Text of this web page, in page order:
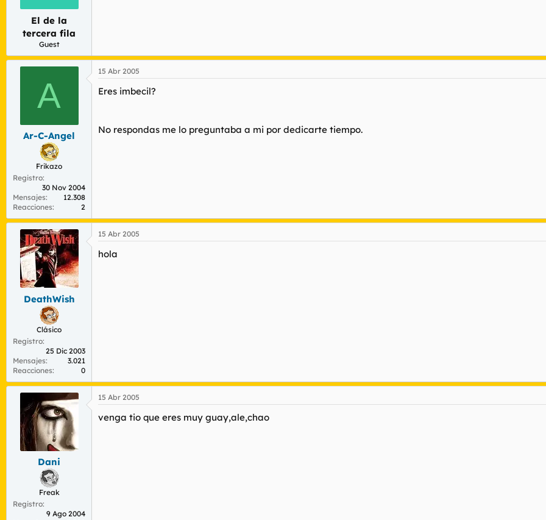
El de la
tercera fila
Guest
A
Ar-C-Angel
Frikazo
Registro
30 Nov 2004
Mensajes
12.308
Reacciones
2
15 Abr 2005
Eres imbecil?
No respondas me lo preguntaba a mi por dedicarte tiempo.
DeathWish
Clásico
Registro
25 Dic 2003
Mensajes
3.021
Reacciones
0
15 Abr 2005
hola
Dani
Freak
Registro
9 Ago 2004
15 Abr 2005
venga tio que eres muy guay,ale,chao